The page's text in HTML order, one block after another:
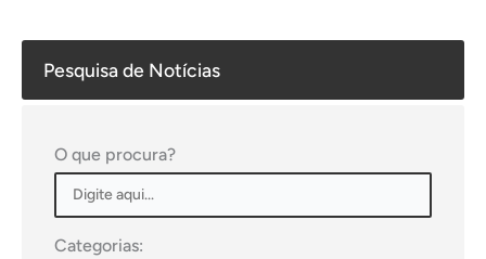
Pesquisa de Notícias
O que procura?
Categorias: